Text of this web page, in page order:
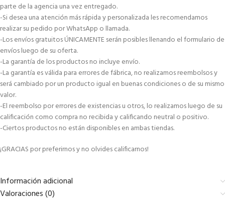
parte de la agencia una vez entregado.
-Si desea una atención más rápida y personalizada les recomendamos
realizar su pedido por WhatsApp o llamada.
-Los envíos gratuitos ÚNICAMENTE serán posibles llenando el formulario de
envíos luego de su oferta.
-La garantía de los productos no incluye envío.
-La garantía es válida para errores de fábrica, no realizamos reembolsos y
será cambiado por un producto igual en buenas condiciones o de su mismo
valor.
-El reembolso por errores de existencias u otros, lo realizamos luego de su
calificación como compra no recibida y calificando neutral o positivo.
-Ciertos productos no están disponibles en ambas tiendas.
¡GRACIAS por preferirnos y no olvides calificarnos!
Información adicional
Valoraciones (0)